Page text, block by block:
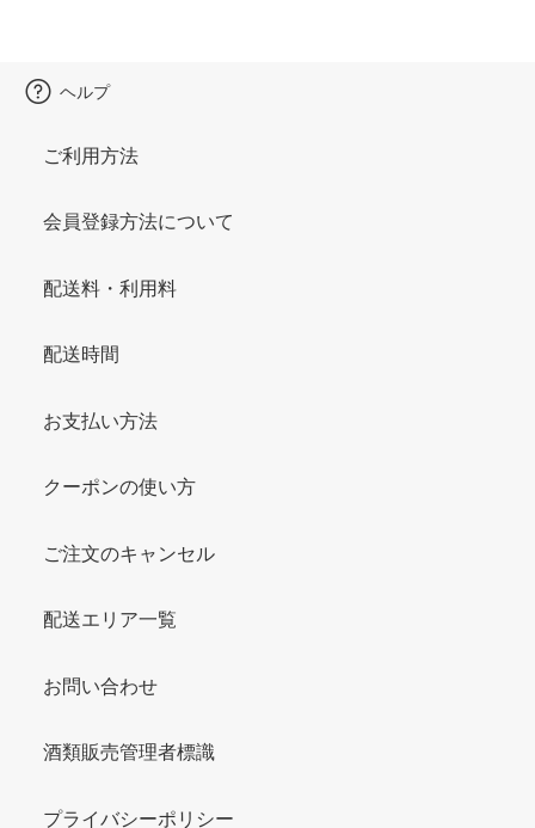
ヘルプ
ご利用方法
会員登録方法について
配送料・利用料
配送時間
お支払い方法
クーポンの使い方
ご注文のキャンセル
配送エリア一覧
お問い合わせ
酒類販売管理者標識
プライバシーポリシー